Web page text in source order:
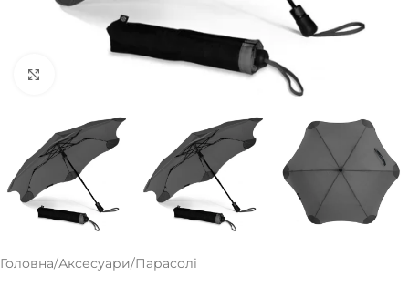
Клацніть, щоб збільшити
Головна/Аксесуари/Парасолі